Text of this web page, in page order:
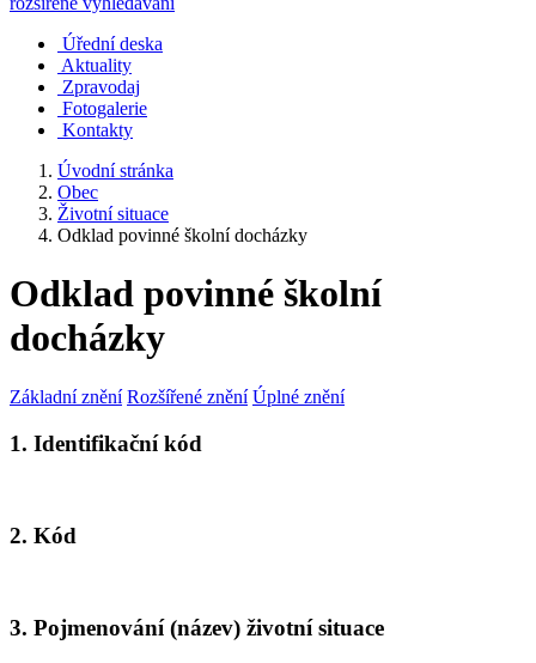
Úřední deska
Aktuality
Zpravodaj
Fotogalerie
Kontakty
Úvodní stránka
Obec
Životní situace
Odklad povinné školní docházky
Odklad povinné školní
docházky
Základní znění Rozšířené znění Úplné znění
1. Identifikační kód
2. Kód
3. Pojmenování (název) životní situace